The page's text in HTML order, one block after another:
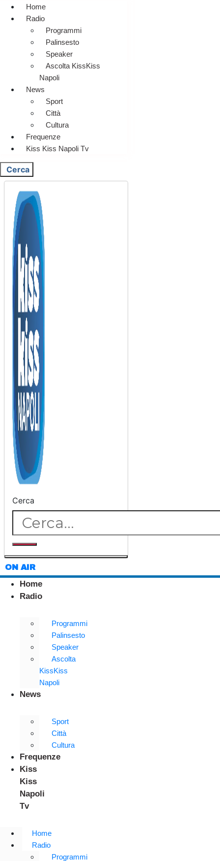
Home
Radio
Programmi
Palinsesto
Speaker
Ascolta KissKiss
Napoli
News
Sport
Città
Cultura
Frequenze
Kiss Kiss Napoli Tv
Cerca
Cerca
ON AIR
Home
Radio
Programmi
Palinsesto
Speaker
Ascolta
KissKiss
Napoli
News
Sport
Città
Cultura
Frequenze
Kiss
Kiss
Napoli
Tv
Home
Radio
Programmi